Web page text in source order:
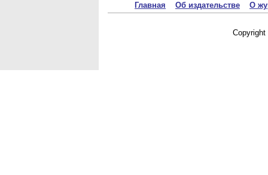
Главная Об издательстве О